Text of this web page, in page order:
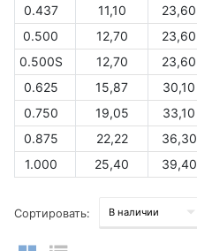
0.437
11,10 23,60
0.500
12,70 23,60
0.500S
12,70 23,60
0.625
15,87 30,10
0.750
19,05 33,10
0.875
22,22 36,30
1.000
25,40 39,40
Сортировать: